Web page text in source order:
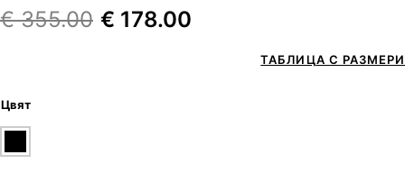
€355.00 € 178.00
ТАБЛИЦА С РАЗМЕРИ
Цвят